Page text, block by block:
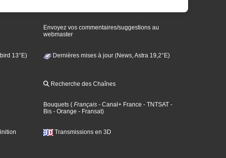
Envoyez vos commentaires/suggestions au
webmaster
13°E) Dernières mises à jour (News, Astra 19,2°E)
Recherche des Chaînes
Bouquets ( Français - Canal+ France - TNTSAT -
Bis - Orange - Fransat)
Transmissions en 3D